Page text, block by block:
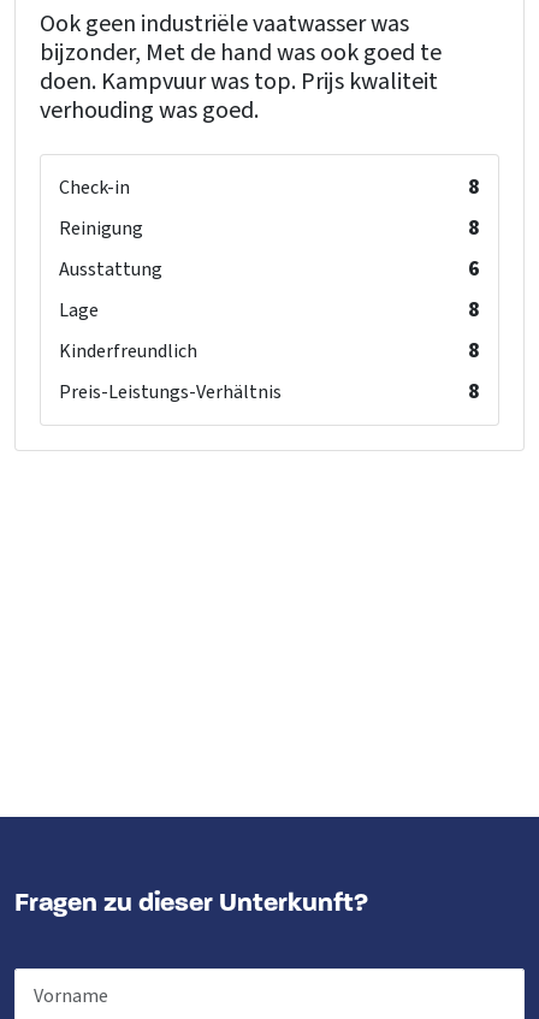
Ook geen industriële vaatwasser was
bijzonder, Met de hand was ook goed te
doen. Kampvuur was top. Prijs kwaliteit
verhouding was goed.
Check-in 8
Reinigung 8
Ausstattung 6
Lage 8
Kinderfreundlich 8
Preis-Leistungs-Verhältnis 8
Fragen zu dieser Unterkunft?